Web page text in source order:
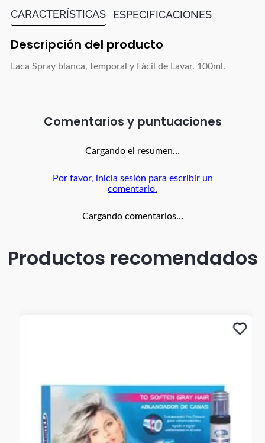
CARACTERÍSTICAS
ESPECIFICACIONES
Descripción del producto
Laca Spray blanca, temporal y Fácil de Lavar. 100ml.
Comentarios
Cargando el resumen…
Por favor, inicia sesión para escribir un
comentario.
Cargando comentarios…
Productos recomendados